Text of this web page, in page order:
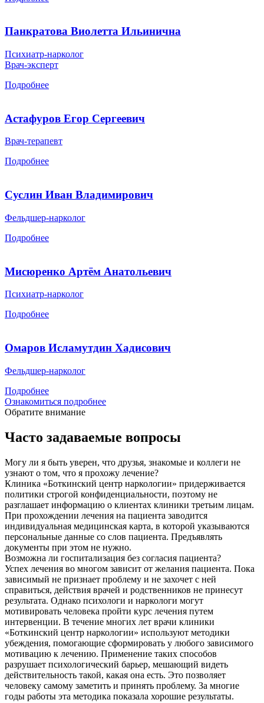
Панкратова Виолетта Ильинична
Психиатр-нарколог
Врач-эксперт
Подробнее
Астафуров Егор Сергеевич
Врач-терапевт
Подробнее
Суслин Иван Владимирович
Фельдшер-нарколог
Подробнее
Мисюренко Артём Анатольевич
Психиатр-нарколог
Подробнее
Омаров Исламутдин Хадисович
Фельдшер-нарколог
Подробнее
Ознакомиться подробнее
Обратите внимание
Часто задаваемые вопросы
Могу ли я быть уверен, что друзья, знакомые и коллеги не
узнают о том, что я прохожу лечение?
Клиника «Боткинский центр наркологии» придерживается
политики строгой конфиденциальности, поэтому не
разглашает информацию о клиентах клиники третьим лицам.
При прохождении лечения на пациента заводится
индивидуальная медицинская карта, в которой указываются
персональные данные со слов пациента. Предъявлять
документы при этом не нужно.
Возможна ли госпитализация без согласия пациента?
Успех лечения во многом зависит от желания пациента. Пока
зависимый не признает проблему и не захочет с ней
справиться, действия врачей и родственников не принесут
результата. Однако психологи и наркологи могут
мотивировать человека пройти курс лечения путем
интервенции. В течение многих лет врачи клиники
«Боткинский центр наркологии» используют методики
убеждения, помогающие сформировать у любого зависимого
мотивацию к лечению. Применение таких способов
разрушает психологический барьер, мешающий видеть
действительность такой, какая она есть. Это позволяет
человеку самому заметить и принять проблему. За многие
годы работы эта методика показала хорошие результаты.